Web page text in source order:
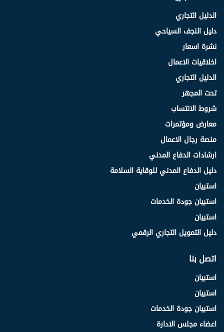
الدليل التجاري
دليل النجف السياحي
نشرة اسعار
اخلاقيات الاعمال
الدليل التجاري
تحت المجهر
شروط الانتساب
معارض ومؤتمرات
منصة رجال الاعمال
ارشادات الدفاع المدني
دليل الدفاع المدني للوقاية السلامة
استبيان
استبيان جودة الخدمات
استبيان
دليل التمويل التجاري الرقمي
اتصل بنا
استبيان
استبيان
استبيان جودة الخدمات
اعضاء مجلس الادارة